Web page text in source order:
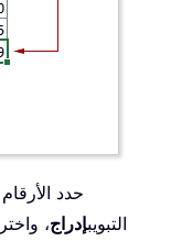
التبويبإدراج، واختر